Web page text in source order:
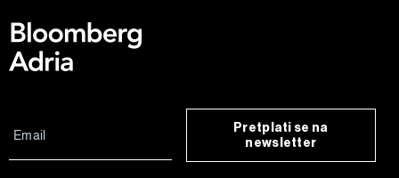
Pretplati se na
newsletter